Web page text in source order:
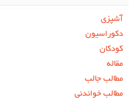
آشپزی
دکوراسیون
کودکان
مقاله
مطالب جالب
مطالب خواندنی